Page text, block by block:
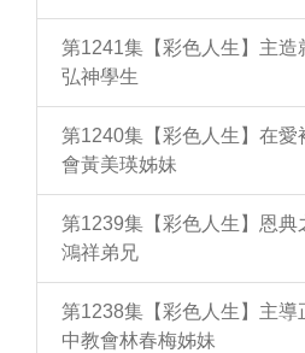
第1241集【彩色人生】主造
弘神學生
第1240集【彩色人生】在愛
會黃美瑛姊妹
第1239集【彩色人生】恩典
鴻祥弟兄
第1238集【彩色人生】主導
中教會林春梅姊妹